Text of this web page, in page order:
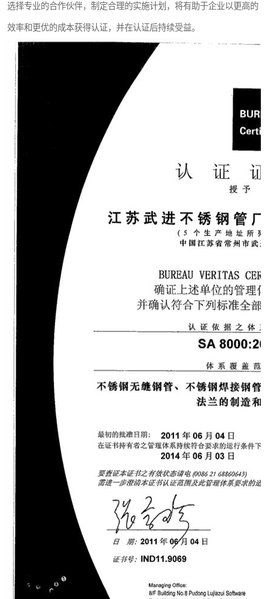
选择专业的合作伙伴，制定合理的实施计划，将有助于企业以更高的
效率和更优的成本获得认证，并在认证后持续受益。